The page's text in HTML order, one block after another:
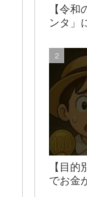
【令
ンタ」
【目
でお金